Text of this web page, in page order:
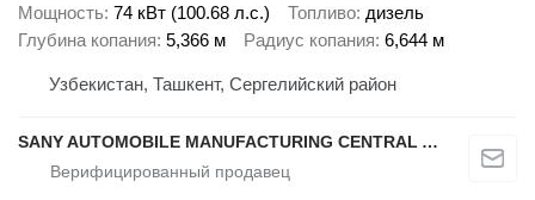
Мощность 74 кВт (100.68 л.с.) Топливо дизель
Глубина копания 5,366 м Радиус копания 6,644 м
Узбекистан, Ташкент, Сергелийский район
SANY AUTOMOBILE MANUFACTURING CENTRAL ASIA